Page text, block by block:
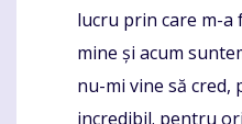
lucru prin care m-a
mine și acum
nu-mi vine să cred,
incredibil. pentru